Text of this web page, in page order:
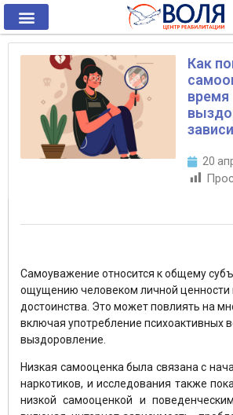
Как
время
20
Самоуважение относится к общему
ощущению человеком личной ценности
достоинства. Это может повлиять на
включая употребление психоактивных
выздоровление.
Низкая самооценка была связана с
наркотиков, и исследования также
низкой самооценкой и